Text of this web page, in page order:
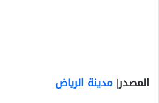
المصدر| مدينة الرياض